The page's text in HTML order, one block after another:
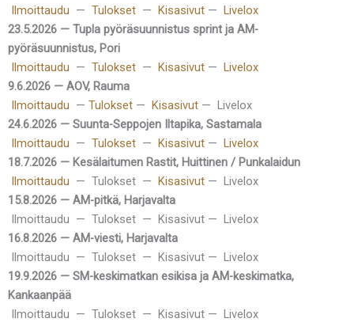
Ilmoittaudu — Tulokset — Kisasivut — Livelox
23.5.2026 — Tupla pyöräsuunnistus sprint ja AM-
pyöräsuunnistus, Pori
Ilmoittaudu — Tulokset — Kisasivut — Livelox
9.6.2026 — AOV, Rauma
Ilmoittaudu — Tulokset — Kisasivut — Livelox
24.6.2026 — Suunta-Seppojen Iltapika, Sastamala
Ilmoittaudu — Tulokset — Kisasivut — Livelox
18.7.2026 — Kesälaitumen Rastit, Huittinen / Punkalaidun
Ilmoittaudu — Tulokset — Kisasivut — Livelox
15.8.2026 — AM-pitkä, Harjavalta
Ilmoittaudu — Tulokset — Kisasivut — Livelox
16.8.2026 — AM-viesti, Harjavalta
Ilmoittaudu — Tulokset — Kisasivut — Livelox
19.9.2026 — SM-keskimatkan esikisa ja AM-keskimatka,
Kankaanpää
Ilmoittaudu — Tulokset — Kisasivut — Livelox